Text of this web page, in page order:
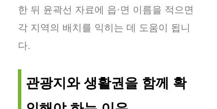
한 뒤 윤곽선 자료에 읍·면 이름을 적으면
각 지역의 배치를 익히는 데 도움이 됩니
다.
관광지와 생활권을 함께 확